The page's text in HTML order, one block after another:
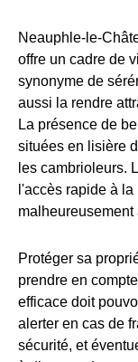
Neauphle-le-
offre un cadre de
synonyme de
aussi la rendre
La présence de
situées en lisière
les cambrioleurs.
l'accès rapide à
malheureusement
Protéger sa
prendre en
efficace doit
alerter en cas de
sécurité, et